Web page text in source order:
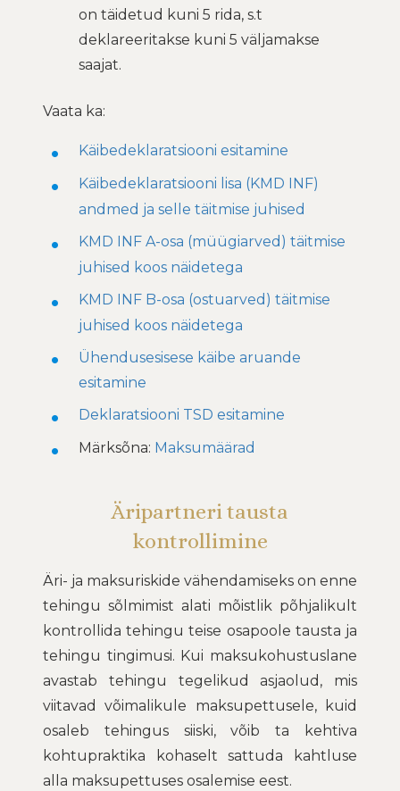
on täidetud kuni 5 rida, s.t
deklareeritakse kuni 5 väljamakse
saajat.
Vaata ka:
Käibedeklaratsiooni esitamine
Käibedeklaratsiooni lisa (KMD INF)
andmed ja selle täitmise juhised
KMD INF A-osa (müügiarved) täitmise
juhised koos näidetega
KMD INF B-osa (ostuarved) täitmise
juhised koos näidetega
Ühendusesisese käibe aruande
esitamine
Deklaratsiooni TSD esitamine
Märksõna: Maksumäärad
Äripartneri tausta
kontrollimine
Äri- ja maksuriskide vähendamiseks on enne
tehingu sõlmimist alati mõistlik põhjalikult
kontrollida tehingu teise osapoole tausta ja
tehingu tingimusi. Kui maksukohustuslane
avastab tehingu tegelikud asjaolud, mis
viitavad võimalikule maksupettusele, kuid
osaleb tehingus siiski, võib ta kehtiva
kohtupraktika kohaselt sattuda kahtluse
alla maksupettuses osalemise eest.